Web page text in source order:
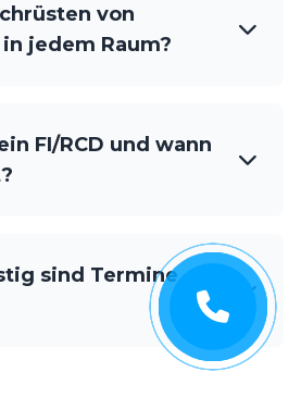
von
jedem Raum?
FI/RCD und wann
sind Termine